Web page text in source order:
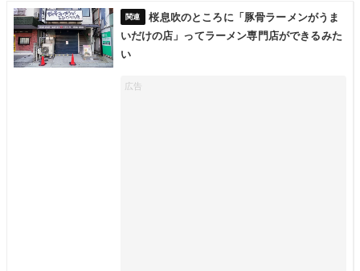
桜息吹のところに「豚骨ラーメンがうま
いだけの店」ってラーメン専門店ができるみた
い